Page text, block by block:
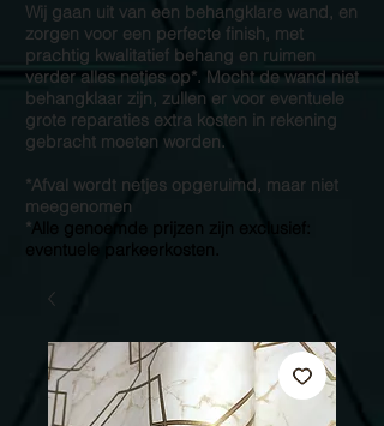
Wij gaan uit van een behangklare wand, en
zorgen voor een perfecte finish, met
prachtig kwalitatief behang en ruimen
verder alles netjes op*. Mocht de wand niet
behangklaar zijn, zullen er voor eventuele
grote reparaties extra kosten in rekening
gebracht moeten worden.
*Afval wordt netjes opgeruimd, maar niet
meegenomen
* Alle genoemde prijzen zijn exclusief: